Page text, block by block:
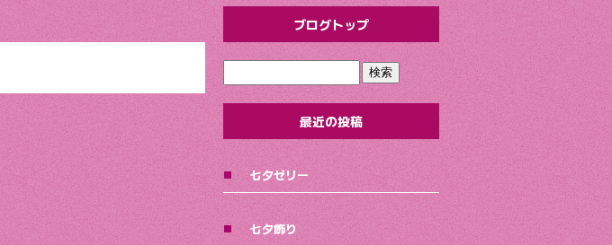
ブログトップ
最近の投稿
七夕ゼリー
七夕飾り